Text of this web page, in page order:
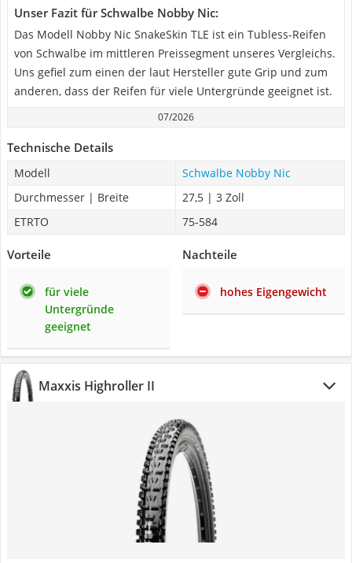
Unser Fazit für Schwalbe Nobby Nic:
Das Modell Nobby Nic SnakeSkin TLE ist ein Tubless-Reifen
von Schwalbe im mittleren Preissegment unseres Vergleichs.
Uns gefiel zum einen der laut Hersteller gute Grip und zum
anderen, dass der Reifen für viele Untergründe geeignet ist.
07/2026
Technische Details
Modell
Schwalbe Nobby Nic
Durchmesser | Breite
27,5 | 3 Zoll
ETRTO
75-584
Vorteile
für viele
Untergründe
geeignet
Nachteile
hohes Eigengewicht
Maxxis Highroller II